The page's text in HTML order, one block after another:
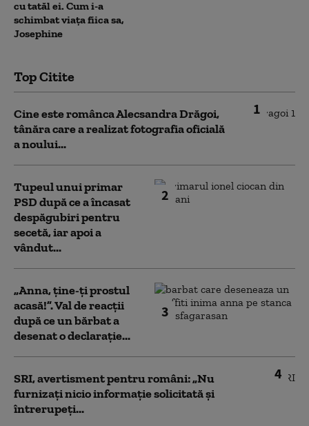
cu tatăl ei. Cum i-a
schimbat viața fiica sa,
Josephine
Top Citite
1
Cine este românca Alecsandra Drăgoi,
tânăra care a realizat fotografia oficială
a noului...
2
Tupeul unui primar
PSD după ce a încasat
despăgubiri pentru
secetă, iar apoi a
vândut...
3
„Anna, ţine-ţi prostul
acasă!”. Val de reacții
după ce un bărbat a
desenat o declarație...
4
SRI, avertisment pentru români: „Nu
furnizați nicio informație solicitată și
întrerupeți...